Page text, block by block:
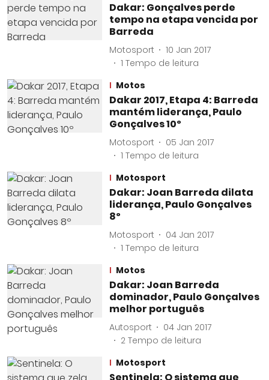
Dakar: Gonçalves perde
tempo na etapa vencida por
Barreda
Motosport
10 Jan 2017
1 Tempo de leitura
Motos
Dakar 2017, Etapa 4: Barreda
mantém liderança, Paulo
Gonçalves 10º
Motosport
05 Jan 2017
1 Tempo de leitura
Motosport
Dakar: Joan Barreda dilata
liderança, Paulo Gonçalves
8º
Motosport
04 Jan 2017
1 Tempo de leitura
Motos
Dakar: Joan Barreda
dominador, Paulo Gonçalves
melhor português
Autosport
04 Jan 2017
2 Tempo de leitura
Motosport